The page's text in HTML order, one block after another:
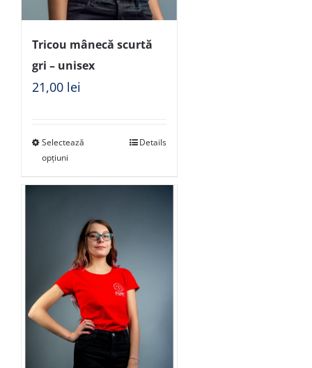
Tricou mânecă scurtă
gri – unisex
21,00 lei
Selectează
opțiuni
Details